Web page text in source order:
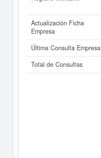
Actualización Ficha
Empresa
Última Consulta Empresa
Total de Consultas